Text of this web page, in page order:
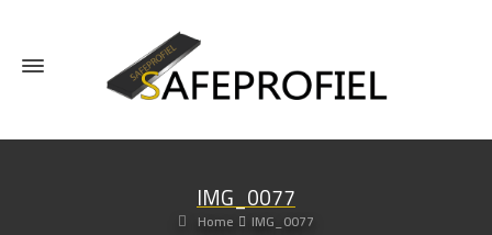
IMG_0077
Home IMG_0077